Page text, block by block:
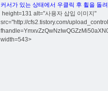
커서가 있는 상태에서 우클릭 후 휠을 돌
height=131 alt="사용자 삽입 이미지"
src="http://cfs2.tistory.com/
width=543>